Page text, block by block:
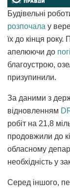
Будівельні
розпочала у
їх до кінця
апелюючи до
благоустрою,
призупинили.
За даними з
відновленням
робіт на 21,8
продовжили до
обласному
необхідність у
Серед іншого,